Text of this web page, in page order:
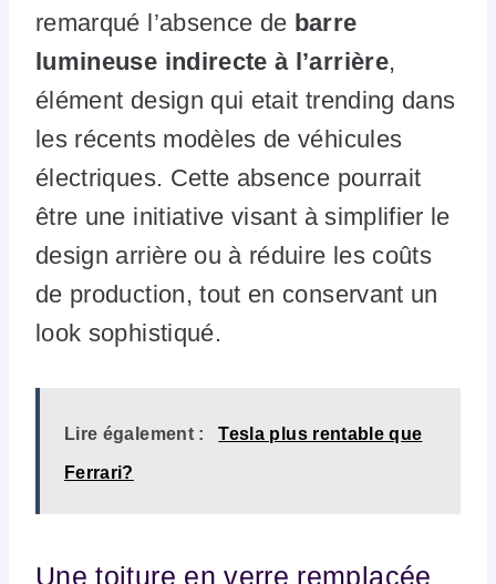
remarqué l’absence de barre
lumineuse indirecte à l’arrière,
élément design qui etait trending dans
les récents modèles de véhicules
électriques. Cette absence pourrait
être une initiative visant à simplifier le
design arrière ou à réduire les coûts
de production, tout en conservant un
look sophistiqué.
Lire également : Tesla plus rentable que
Ferrari?
Une toiture en verre remplacée